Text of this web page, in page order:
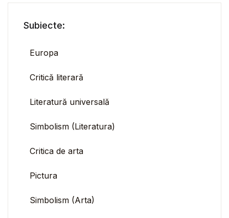
Subiecte:
Europa
Critică literară
Literatură universală
Simbolism (Literatura)
Critica de arta
Pictura
Simbolism (Arta)